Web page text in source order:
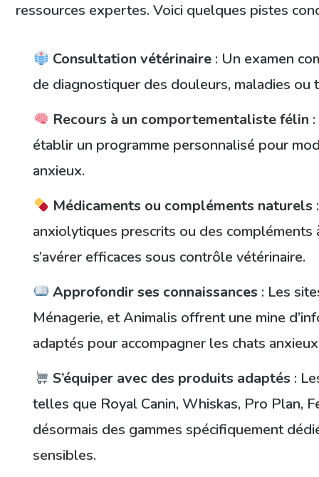
ressources expertes. Voici quelques pistes
Consultation vétérinaire : Un examen
de diagnostiquer des douleurs, maladies
Recours à un comportementaliste félin
établir un programme personnalisé pour
anxieux.
Médicaments ou compléments naturels
anxiolytiques prescrits ou des
s’avérer efficaces sous contrôle vétérinaire.
Approfondir ses connaissances : Les
Ménagerie, et Animalis offrent une mine
adaptés pour accompagner les chats
S’équiper avec des produits adaptés :
telles que Royal Canin, Whiskas, Pro Plan,
désormais des gammes spécifiquement
sensibles.